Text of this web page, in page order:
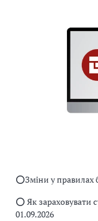
⭕️Зміни у правилах
⭕️ Як зараховувати
01.09.2026